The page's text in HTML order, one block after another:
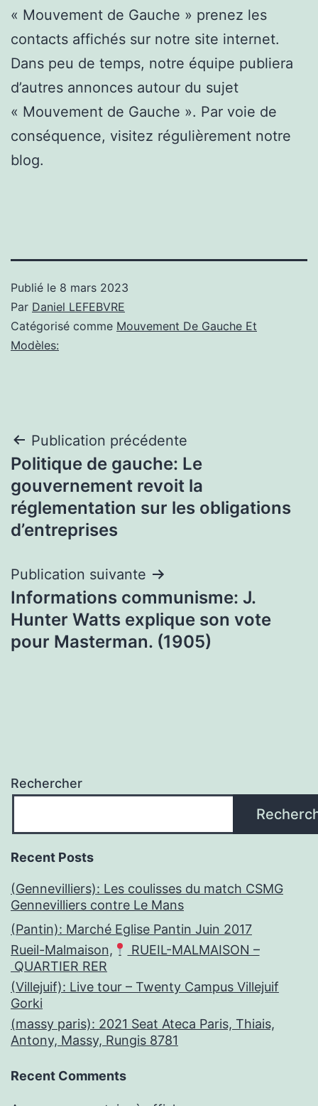
« Mouvement de Gauche » prenez les
contacts affichés sur notre site internet.
Dans peu de temps, notre équipe publiera
d’autres annonces autour du sujet
« Mouvement de Gauche ». Par voie de
conséquence, visitez régulièrement notre
blog.
Publié le 8 mars 2023
Par Daniel LEFEBVRE
Catégorisé comme Mouvement De Gauche Et
Modèles:
Navigation
de
l’article
Publication précédente
Politique de gauche: Le
gouvernement revoit la
réglementation sur les obligations
d’entreprises
Publication suivante
Informations communisme: J.
Hunter Watts explique son vote
pour Masterman. (1905)
Rechercher
Recent Posts
(Gennevilliers): Les coulisses du match CSMG
Gennevilliers contre Le Mans
(Pantin): Marché Eglise Pantin Juin 2017
Rueil-Malmaison,
RUEIL-MALMAISON –
QUARTIER RER
(Villejuif): Live tour – Twenty Campus Villejuif
Gorki
(massy paris): 2021 Seat Ateca Paris, Thiais,
Antony, Massy, Rungis 8781
Recent Comments